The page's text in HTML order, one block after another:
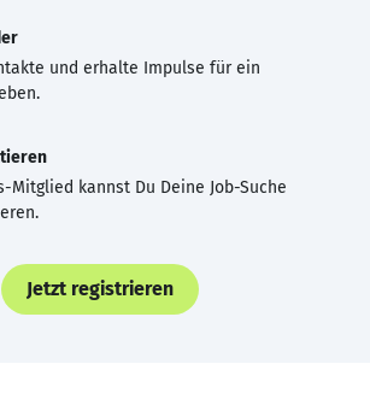
und erhalte Impulse für ein
Mitglied kannst Du Deine Job-Suche
Jetzt registrieren